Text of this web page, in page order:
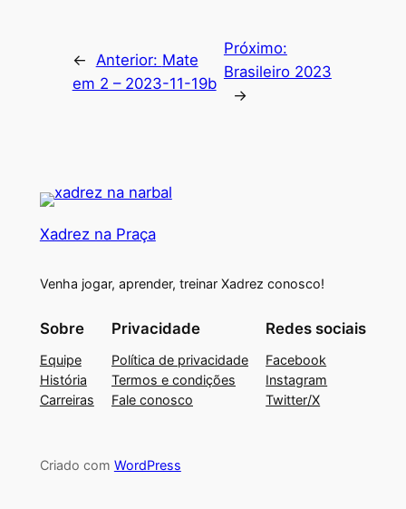
← Anterior: Mate
em 2 – 2023-11-19b
Próximo:
Brasileiro 2023
→
Xadrez na Praça
Venha jogar, aprender, treinar Xadrez conosco!
Sobre
Equipe
História
Carreiras
Privacidade
Política de privacidade
Termos e condições
Fale conosco
Redes sociais
Facebook
Instagram
Twitter/X
Criado com WordPress